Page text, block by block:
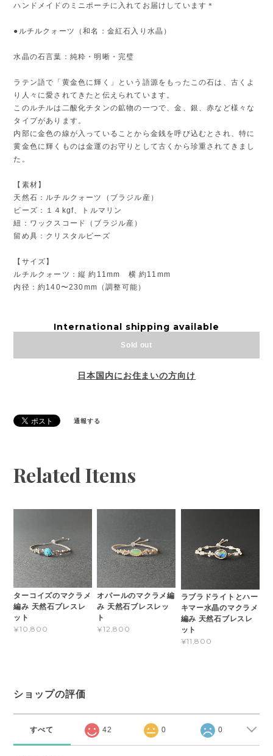
ハンドメイドのミニポーチに入れてお届けしています＊
●ルチルクォーツ（和名：金紅石入り水晶）
水晶の石言葉：純粋・明晰・完璧
ラテン語で「黄金色に輝く」という語源をもったこの石は、古くよ
り人々に愛されてきたと伝えられています。
このルチルは二酸化チタンの鉱物の一つで、金、銀、赤など様々な
タイプがあります。
内部に金色の線が入っていることから金銭を呼び込むとされ、特に
黄金色に輝くものは金運のお守りとして古くから珍重されてきまし
た。
【素材】
天然石：ルチルクォーツ（ブラジル産）
ビーズ：１４kgf、トルマリン
紐：ワックスコード（ブラジル産）
留め具：クリスタルビーズ
【サイズ】
ルチルクォーツ：縦 約11mm 横 約11mm
内径：約140〜230mm（調整可能）
International shipping available
Sold out
日本国内にお住まいの方向け
通報する
Related Items
ターコイズのマクラメ
編み 天然石ブレスレ
ット
¥10,800
オパールのマクラメ編
み 天然石ブレスレッ
ト
¥12,800
ラブラドライトとハー
キマー水晶のマクラメ
編み 天然石ブレスレ
ット
¥11,800
ショップの評価
すべて 42 0 0